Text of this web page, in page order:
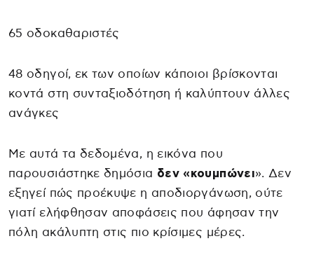
65 οδοκαθαριστές
48 οδηγοί, εκ των οποίων κάποιοι βρίσκονται
κοντά στη συνταξιοδότηση ή καλύπτουν άλλες
ανάγκες
Με αυτά τα δεδομένα, η εικόνα που
παρουσιάστηκε δημόσια δεν «κουμπώνει». Δεν
εξηγεί πώς προέκυψε η αποδιοργάνωση, ούτε
γιατί ελήφθησαν αποφάσεις που άφησαν την
πόλη ακάλυπτη στις πιο κρίσιμες μέρες.